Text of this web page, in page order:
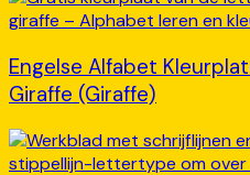
Engelse Alfabet
Giraffe (Giraffe)